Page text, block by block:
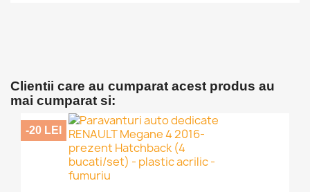
Clientii care au cumparat acest produs au
mai cumparat si:
-20 LEI